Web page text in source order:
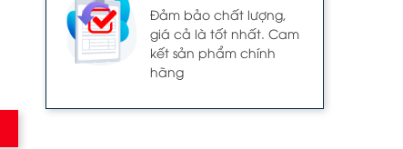
Đảm bảo chất lượng,
giá cả là tốt nhất. Cam
kết sản phẩm chính
hãng